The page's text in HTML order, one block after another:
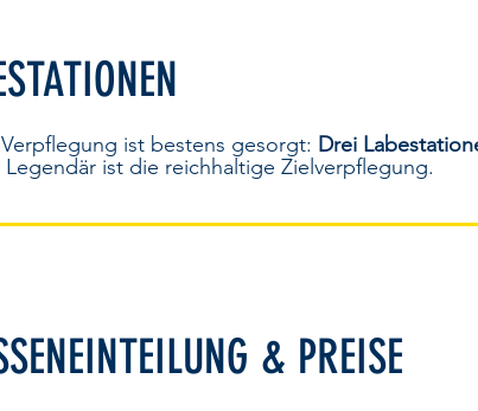
ist bestens gesorgt: Drei
Legendär ist die reichhaltige Zielverpflegung.
& PREISE